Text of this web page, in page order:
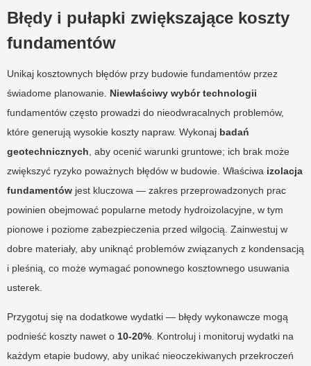
Błędy i pułapki zwiększające koszty
fundamentów
Unikaj kosztownych błędów przy budowie fundamentów przez
świadome planowanie. Niewłaściwy wybór technologii
fundamentów często prowadzi do nieodwracalnych problemów,
które generują wysokie koszty napraw. Wykonaj badań
geotechnicznych, aby ocenić warunki gruntowe; ich brak może
zwiększyć ryzyko poważnych błędów w budowie. Właściwa izolacja
fundamentów jest kluczowa — zakres przeprowadzonych prac
powinien obejmować popularne metody hydroizolacyjne, w tym
pionowe i poziome zabezpieczenia przed wilgocią. Zainwestuj w
dobre materiały, aby uniknąć problemów związanych z kondensacją
i pleśnią, co może wymagać ponownego kosztownego usuwania
usterek.
Przygotuj się na dodatkowe wydatki — błędy wykonawcze mogą
podnieść koszty nawet o 10-20%. Kontroluj i monitoruj wydatki na
każdym etapie budowy, aby unikać nieoczekiwanych przekroczeń